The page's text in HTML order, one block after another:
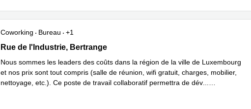
Coworking Bureau
+1
19 rue de l'Industrie, Bertrange
Rue de l'Industrie, Bertrange
Nous sommes les leaders des coûts dans la région de la ville de Luxembourg
et nos prix sont tout compris (salle de réunion, wifi gratuit, charges, mobilier,
nettoyage, etc.). Ce poste de travail collaboratif permettra de dév